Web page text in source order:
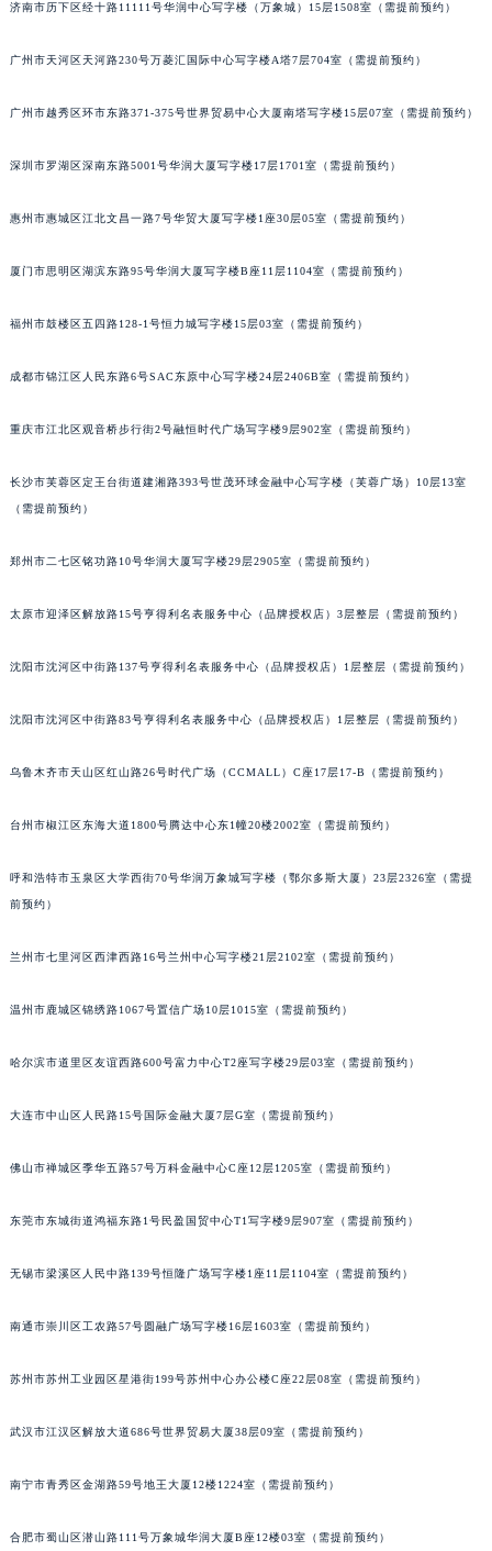
济南市历下区经十路11111号华润中心写字楼（万象城）15层1508室（需提前预约）
广州市天河区天河路230号万菱汇国际中心写字楼A塔7层704室（需提前预约）
广州市越秀区环市东路371-375号世界贸易中心大厦南塔写字楼15层07室（需提前预约）
深圳市罗湖区深南东路5001号华润大厦写字楼17层1701室（需提前预约）
惠州市惠城区江北文昌一路7号华贸大厦写字楼1座30层05室（需提前预约）
厦门市思明区湖滨东路95号华润大厦写字楼B座11层1104室（需提前预约）
福州市鼓楼区五四路128-1号恒力城写字楼15层03室（需提前预约）
成都市锦江区人民东路6号SAC东原中心写字楼24层2406B室（需提前预约）
重庆市江北区观音桥步行街2号融恒时代广场写字楼9层902室（需提前预约）
长沙市芙蓉区定王台街道建湘路393号世茂环球金融中心写字楼（芙蓉广场）10层13室
（需提前预约）
郑州市二七区铭功路10号华润大厦写字楼29层2905室（需提前预约）
太原市迎泽区解放路15号亨得利名表服务中心（品牌授权店）3层整层（需提前预约）
沈阳市沈河区中街路137号亨得利名表服务中心（品牌授权店）1层整层（需提前预约）
沈阳市沈河区中街路83号亨得利名表服务中心（品牌授权店）1层整层（需提前预约）
乌鲁木齐市天山区红山路26号时代广场（CCMALL）C座17层17-B（需提前预约）
台州市椒江区东海大道1800号腾达中心东1幢20楼2002室（需提前预约）
呼和浩特市玉泉区大学西街70号华润万象城写字楼（鄂尔多斯大厦）23层2326室（需提
前预约）
兰州市七里河区西津西路16号兰州中心写字楼21层2102室（需提前预约）
温州市鹿城区锦绣路1067号置信广场10层1015室（需提前预约）
哈尔滨市道里区友谊西路600号富力中心T2座写字楼29层03室（需提前预约）
大连市中山区人民路15号国际金融大厦7层G室（需提前预约）
佛山市禅城区季华五路57号万科金融中心C座12层1205室（需提前预约）
东莞市东城街道鸿福东路1号民盈国贸中心T1写字楼9层907室（需提前预约）
无锡市梁溪区人民中路139号恒隆广场写字楼1座11层1104室（需提前预约）
南通市崇川区工农路57号圆融广场写字楼16层1603室（需提前预约）
苏州市苏州工业园区星港街199号苏州中心办公楼C座22层08室（需提前预约）
武汉市江汉区解放大道686号世界贸易大厦38层09室（需提前预约）
南宁市青秀区金湖路59号地王大厦12楼1224室（需提前预约）
合肥市蜀山区潜山路111号万象城华润大厦B座12楼03室（需提前预约）